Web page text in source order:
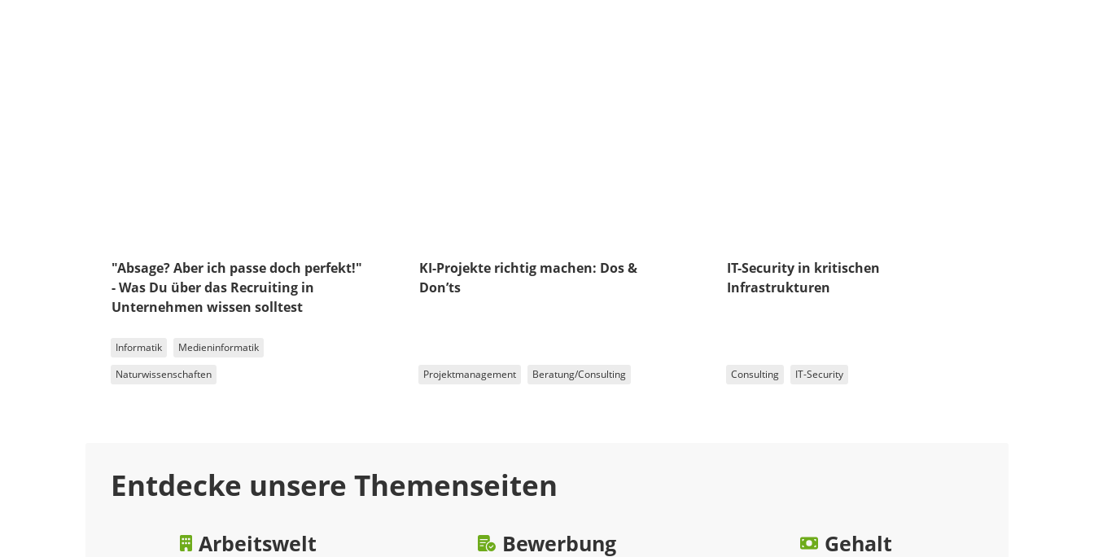
"Absage? Aber ich passe doch perfekt!"
- Was Du über das Recruiting in
Unternehmen wissen solltest
Informatik Medieninformatik
Naturwissenschaften
KI-Projekte richtig machen: Dos &
Don’ts
Projektmanagement Beratung/Consulting
IT-Security in kritischen
Infrastrukturen
Consulting IT-Security
Entdecke unsere Themenseiten
Arbeitswelt Bewerbung Gehalt